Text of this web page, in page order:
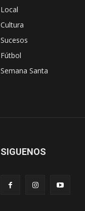
Local
Cultura
Sucesos
Fútbol
Semana Santa
SIGUENOS